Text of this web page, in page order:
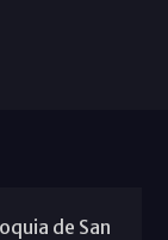
de San